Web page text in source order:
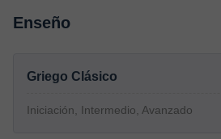
Enseño
Griego Clásico
Iniciación, Intermedio, Avanzado